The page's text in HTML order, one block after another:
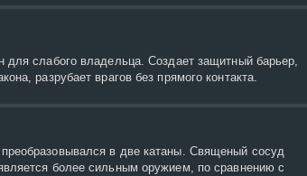
для слабого владельца. Создает защитный барьер,
разрубает врагов без прямого контакта.
в две катаны. Священый сосуд
более сильным оружием, по сравнению с